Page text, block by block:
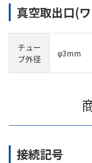
真空取出口(
チュー
ブ外径
φ3mm
接続記号